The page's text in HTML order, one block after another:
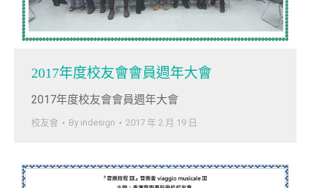
2017年度校友會會員週年大會
2017年度校友會會員週年大會
校友會 By indesign 2017 年 2 月 19 日